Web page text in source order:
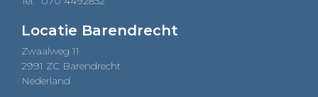
Locatie Barendrecht
Zwaalweg 11
2991 ZC Barendrecht
Nederland